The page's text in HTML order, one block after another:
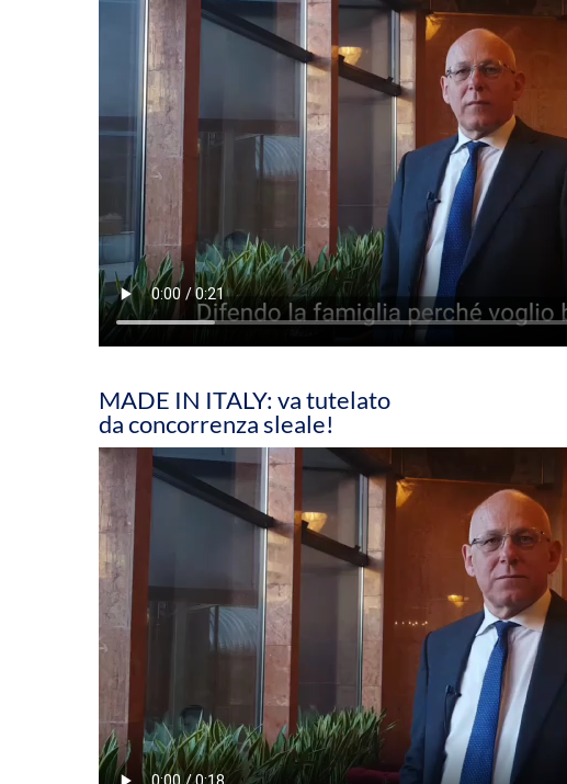
MADE IN ITALY: va tutelato
da concorrenza sleale!